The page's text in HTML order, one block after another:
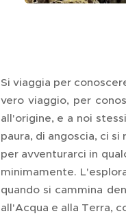
Si viaggia per
vero viaggio, per
all'origine, e a noi
paura, di angoscia, ci
per avventurarci in
minimamente.
quando si cammina
all'Acqua e alla Terra,